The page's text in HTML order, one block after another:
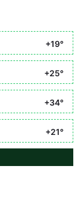
+19°
+25°
+34°
+21°